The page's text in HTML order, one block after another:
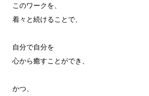
このワークを、
着々と続けることで、
自分で自分を
心から癒すことができ、
かつ、